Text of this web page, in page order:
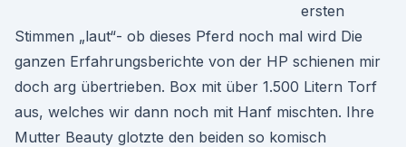
ersten
Stimmen „laut“- ob dieses Pferd noch mal wird Die
ganzen Erfahrungsberichte von der HP schienen mir
doch arg übertrieben. Box mit über 1.500 Litern Torf
aus, welches wir dann noch mit Hanf mischten. Ihre
Mutter Beauty glotzte den beiden so komisch